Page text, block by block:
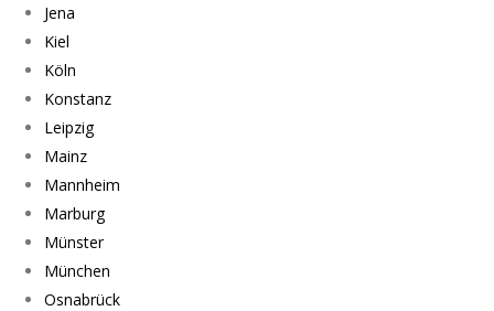
Jena
Kiel
Köln
Konstanz
Leipzig
Mainz
Mannheim
Marburg
Münster
München
Osnabrück